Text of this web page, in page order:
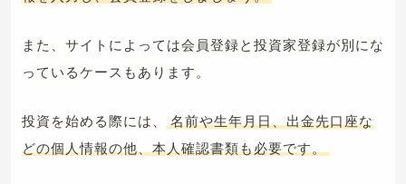
また、サイトによっては会員登録と投資家登録が別にな
っているケースもあります。
投資を始める際には、
名前や生年月日、出金先口座な
どの個人情報の他、本人確認書類も必要です。